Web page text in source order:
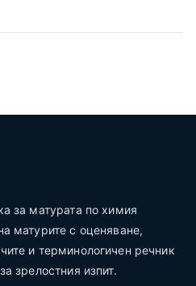
за матурата по химия
матурите с оценяване,
и терминологичен речник
зрелостния изпит.